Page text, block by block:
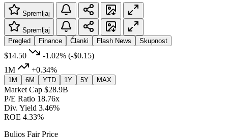
Spremljaj
Spremljaj
Pregled
Finance Članki Flash News Skupnost
$14.50 -1.02% (-$0.15)
1M
+0.34%
1M 6M YTD 1Y 5Y MAX
Market Cap $28.9B
P/E Ratio 18.76x
Div. Yield 3.46%
ROE 4.33%
Bulios Fair Price